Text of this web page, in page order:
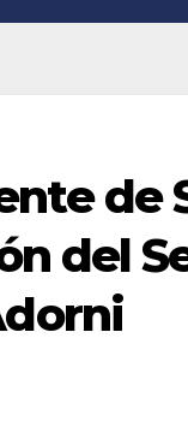
de
del